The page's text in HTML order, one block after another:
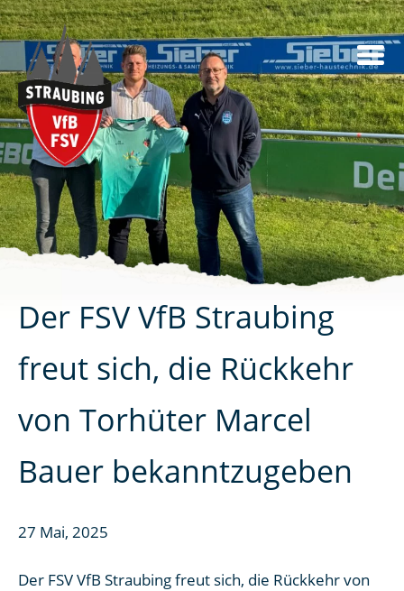
Skip
to
content
Der FSV VfB Straubing
freut sich, die Rückkehr
von Torhüter Marcel
Bauer bekanntzugeben
27 Mai, 2025
Der FSV VfB Straubing freut sich, die Rückkehr von